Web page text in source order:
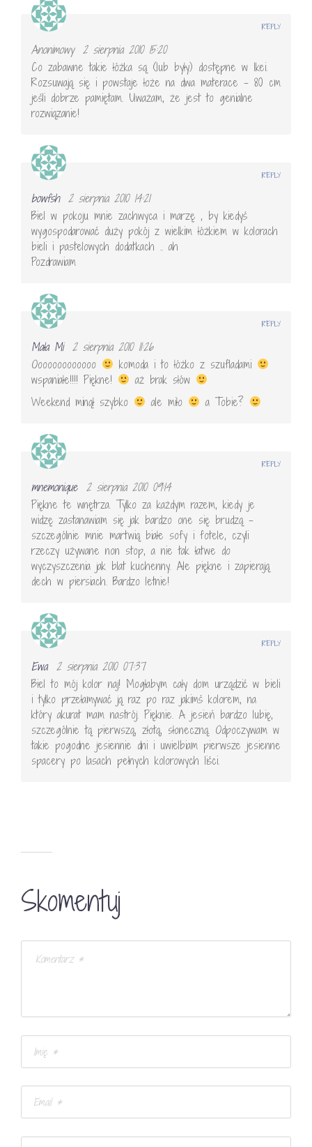
Anonimowy 2 sierpnia 2010 15:20
Co zabawne takie łóżka są (lub były) dostępne w Ikei.
Rozsuwają się i powstaje łoże na dwa materace – 80 cm
jeśli dobrze pamiętam. Uważam, że jest to genialne
rozwiązanie!
REPLY
bowfsh 2 sierpnia 2010 14:21
Biel w pokoju mnie zachwyca i marzę , by kiedyś
wygospodarować duży pokój z wielkim łóżkiem w kolorach
bieli i pastelowych dodatkach .. ah
Pozdrawiam
REPLY
Mała Mi 2 sierpnia 2010 11:26
Ooooooooooooo
komoda i to łóżko z szufladami
wspaniałe!!!! Piękne!
aż brak słów
Weekend minął szybko
ale miło a Tobie?
REPLY
mnemonique 2 sierpnia 2010 09:14
Piękne te wnętrza. Tylko za każdym razem, kiedy je
widzę zastanawiam się jak bardzo one się brudzą –
szczególnie mnie martwią białe sofy i fotele, czyli
rzeczy używane non stop, a nie tak łatwe do
wyczyszczenia jak blat kuchenny. Ale piękne i zapierają
dech w piersiach. Bardzo letnie!
REPLY
Ewa 2 sierpnia 2010 07:37
Biel to mój kolor naj! Mogłabym cały dom urządzić w bieli
i tylko przełamywać ją raz po raz jakimś kolorem, na
który akurat mam nastrój. Pięknie. A jesień bardzo lubię,
szczególnie tą pierwszą, złotą, słoneczną. Odpoczywam w
takie pogodne jesiennie dni i uwielbiam pierwsze jesienne
spacery po lasach pełnych kolorowych liści.
REPLY
Skomentuj